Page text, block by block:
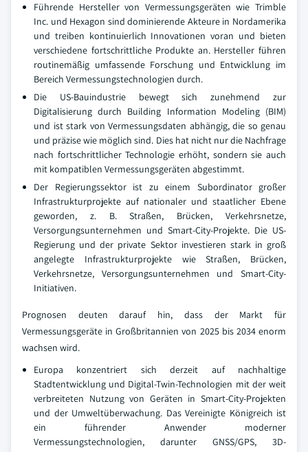
Führende Hersteller von Vermessungsgeräten wie Trimble
Inc. und Hexagon sind dominierende Akteure in Nordamerika
und treiben kontinuierlich Innovationen voran und bieten
verschiedene fortschrittliche Produkte an. Hersteller führen
routinemäßig umfassende Forschung und Entwicklung im
Bereich Vermessungstechnologien durch.
Die US-Bauindustrie bewegt sich zunehmend zur
Digitalisierung durch Building Information Modeling (BIM)
und ist stark von Vermessungsdaten abhängig, die so genau
und präzise wie möglich sind. Dies hat nicht nur die Nachfrage
nach fortschrittlicher Technologie erhöht, sondern sie auch
mit kompatiblen Vermessungsgeräten abgestimmt.
Der Regierungssektor ist zu einem Subordinator großer
Infrastrukturprojekte auf nationaler und staatlicher Ebene
geworden, z. B. Straßen, Brücken, Verkehrsnetze,
Versorgungsunternehmen und Smart-City-Projekte. Die US-
Regierung und der private Sektor investieren stark in groß
angelegte Infrastrukturprojekte wie Straßen, Brücken,
Verkehrsnetze, Versorgungsunternehmen und Smart-City-
Initiativen.
Prognosen deuten darauf hin, dass der Markt für
Vermessungsgeräte in Großbritannien von 2025 bis 2034 enorm
wachsen wird.
Europa konzentriert sich derzeit auf nachhaltige
Stadtentwicklung und Digital-Twin-Technologien mit der weit
verbreiteten Nutzung von Geräten in Smart-City-Projekten
und der Umweltüberwachung. Das Vereinigte Königreich ist
ein führender Anwender moderner
Vermessungstechnologien, darunter GNSS/GPS, 3D-